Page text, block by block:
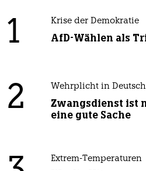
1 Krise der Demokratie
AfD-Wählen als
2 Wehrplicht in
Zwangsdienst ist
eine gute Sache
Extrem-Temperaturen